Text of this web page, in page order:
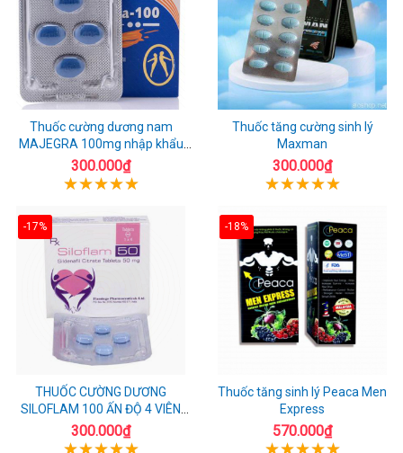
Thuốc cường dương nam
MAJEGRA 100mg nhập khẩu
chính hãng
300.000₫
Thuốc tăng cường sinh lý
Maxman
300.000₫
-17%
THUỐC CƯỜNG DƯƠNG
SILOFLAM 100 ẤN ĐỘ 4 VIÊN
CAO CẤP
300.000₫
-18%
Thuốc tăng sinh lý Peaca Men
Express
570.000₫